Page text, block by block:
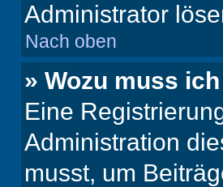
Administrator
Nach oben
» Wozu muss
Eine
Administration
musst, um